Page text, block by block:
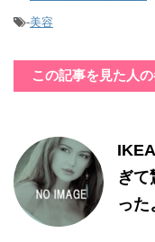
-美容
この記事を見た人
ぎて
った